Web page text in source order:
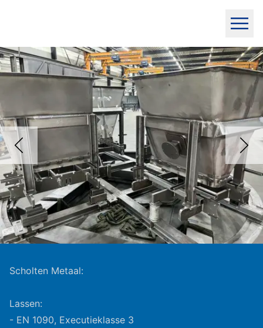
Scholten Metaal:
Lassen:
- EN 1090, Executieklasse 3